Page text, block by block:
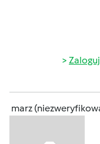
Zaloguj
marz